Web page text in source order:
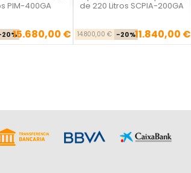
PIM-400GA
Precio base
Precio
15.680,00 €
de 220 Litros SCPIA-200GA
Precio base
14.800,00 € -20% Precio
11.840,00 €